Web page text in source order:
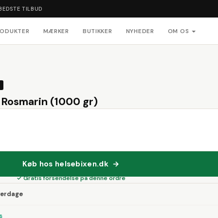
TILBUD
MÆRKER BUTIKKER NYHEDER OM OS
(1000 gr)
Køb hos helsebixen.dk →
✓ Gratis forsendelse på denne ordre